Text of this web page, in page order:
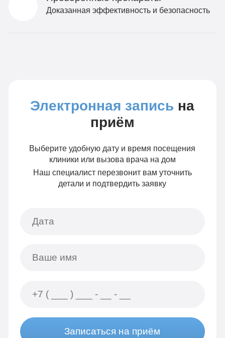
Доказанная эффективность и безопасность
Электронная запись на
приём
Выберите удобную дату и время посещения
клиники или вызова врача на дом
Наш специалист перезвонит вам уточнить
детали и подтвердить заявку
Записаться на приём